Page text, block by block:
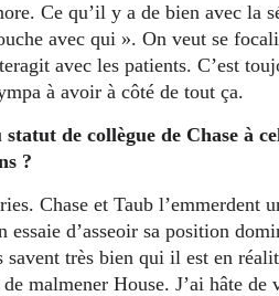
Ce qu’il y a de bien avec la
avec qui ». On veut se
avec les patients. C’est
à avoir à côté de tout ça.
statut de collègue de Chase à
?
Chase et Taub l’emmerdent
essaie d’asseoir sa position
savent très bien qui il est en
malmener House. J’ai hâte